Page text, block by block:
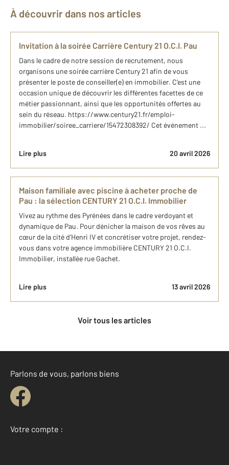
À découvrir dans nos articles
Invitation à la soirée Carrière Century 21 O.C.I. Pau
Dans le cadre de notre session de recrutement, nous
organisons une soirée carrière Century 21 afin de vous
présenter le poste de conseiller(e) en immobilier. C’est une
occasion unique de découvrir les différentes facettes de ce
métier passionnant, ainsi que les opportunités offertes au
sein du réseau. https://www.century21.fr/emploi-
immobilier/soiree_carriere/15472308392/ Cet événement ...
Lire plus 20 avril 2026
Maison familiale avec piscine à acheter proche de
Pau : ​la sélection CENTURY 21 O.C.I. Immobilier
Vivez au rythme des Pyrénées dans le cadre verdoyant et
dynamique de Pau. Pour dénicher la maison de vos rêves au
cœur de la cité d’Henri IV et concrétiser votre projet, rendez-
vous dans votre agence immobilière CENTURY 21 O.C.I.
Immobilier, installée rue Gachet.
Lire plus 13 avril 2026
Voir tous les articles
Parlons de vous, parlons biens
Votre compte :
Accéder à mon compte